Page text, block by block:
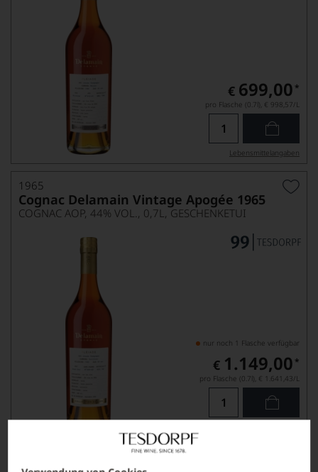
€ 699,00 *
pro Flasche (0.7l), € 998,57/L
Lebensmittel­angaben
1965
Cognac Delamain Vintage Apogée 1965
COGNAC AOP, 44% VOL., 0,7L, GESCHENKETUI
nur noch 1 Flasche verfügbar
€ 1.149,00 *
pro Flasche (0.7l), € 1.641,43/L